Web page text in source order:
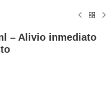
– Alivio inmediato